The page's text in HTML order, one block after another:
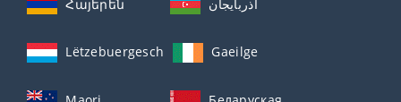
Հայերեն آذربايجان
Lëtzebuergesch Gaeilge